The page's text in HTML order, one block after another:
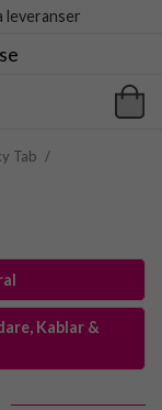
leveranser
Tab /
Kablar &